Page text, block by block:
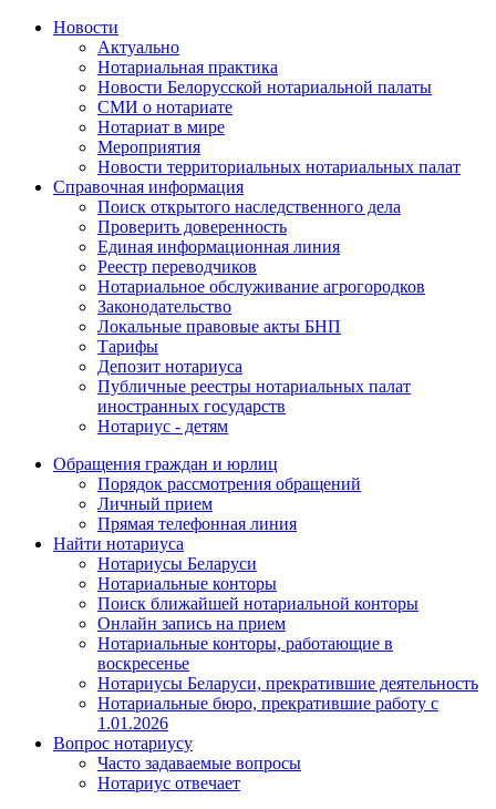
Новости
Актуально
Нотариальная практика
Новости Белорусской нотариальной палаты
СМИ о нотариате
Нотариат в мире
Мероприятия
Новости территориальных нотариальных палат
Справочная информация
Поиск открытого наследственного дела
Проверить доверенность
Единая информационная линия
Реестр переводчиков
Нотариальное обслуживание агрогородков
Законодательство
Локальные правовые акты БНП
Тарифы
Депозит нотариуса
Публичные реестры нотариальных палат
иностранных государств
Нотариус - детям
Обращения граждан и юрлиц
Порядок рассмотрения обращений
Личный прием
Прямая телефонная линия
Найти нотариуса
Нотариусы Беларуси
Нотариальные конторы
Поиск ближайшей нотариальной конторы
Онлайн запись на прием
Нотариальные конторы, работающие в
воскресенье
Нотариусы Беларуси, прекратившие деятельность
Нотариальные бюро, прекратившие работу с
1.01.2026
Вопрос нотариусу
Часто задаваемые вопросы
Нотариус отвечает